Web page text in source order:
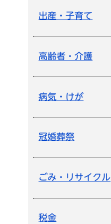
出産・子育て
高齢者・介護
病気・けが
冠婚葬祭
ごみ・リサイクル
税金